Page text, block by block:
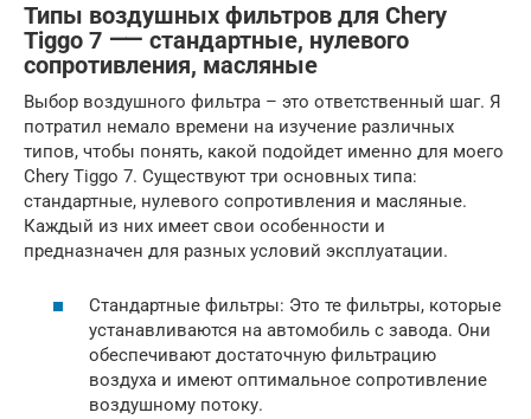
Типы воздушных фильтров для Chery
Tiggo 7 ⸺ стандартные, нулевого
сопротивления, масляные
Выбор воздушного фильтра – это ответственный шаг. Я
потратил немало времени на изучение различных
типов, чтобы понять, какой подойдет именно для моего
Chery Tiggo 7. Существуют три основных типа:
стандартные, нулевого сопротивления и масляные.
Каждый из них имеет свои особенности и
предназначен для разных условий эксплуатации.
Стандартные фильтры: Это те фильтры, которые
устанавливаются на автомобиль с завода. Они
обеспечивают достаточную фильтрацию
воздуха и имеют оптимальное сопротивление
воздушному потоку.